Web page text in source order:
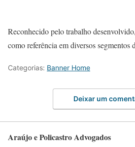
Reconhecido pelo trabalho
como referência em diversos segmentos
Categorias: Banner Home
Deixar um
Araújo e Policastro Advogados